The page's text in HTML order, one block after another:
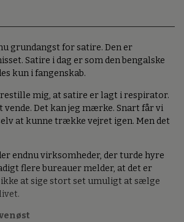
grundangst for satire. Den er
Satire i dag er som den bengalske
kun i fangenskab.
mig, at satire er lagt i respirator.
vende. Det kan jeg mærke. Snart får vi
at kunne trække vejret igen. Men det
endnu virksomheder, der turde hyre
flere bureauer melder, at det er
at sige stort set umuligt at sælge